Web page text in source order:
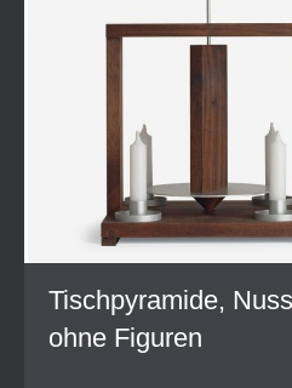
Tischpyramide,
ohne Figuren